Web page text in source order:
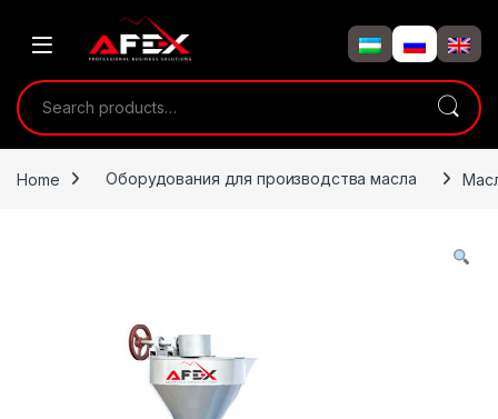
Search for:
Home Оборудования для производства масла